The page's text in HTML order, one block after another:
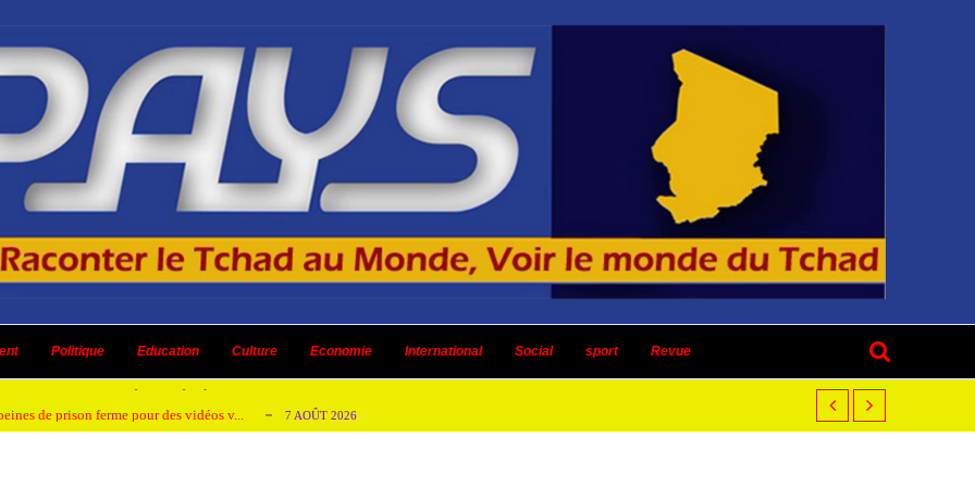
Politique Education Culture Economie International Social sport Revue
en Afrique de l’Ouest et du Ce... 4 AOÛT 2026
un dividende ni une quelconque plus-... 3 AOÛT 2026
de prison ferme pour des vidéos v... 7 AOÛT 2026
de création des journaux en ligne...